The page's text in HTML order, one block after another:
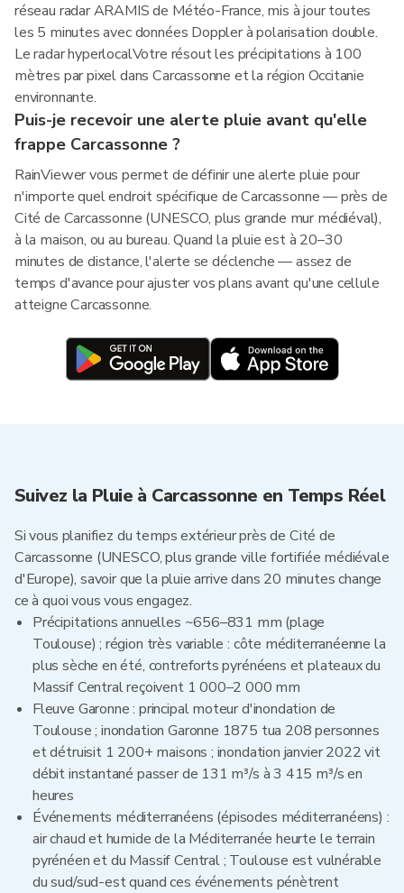
réseau radar ARAMIS de Météo-France, mis à jour toutes
les 5 minutes avec données Doppler à polarisation double.
Le radar hyperlocalVotre résout les précipitations à 100
mètres par pixel dans Carcassonne et la région Occitanie
environnante.
Puis-je recevoir une alerte pluie avant qu'elle
frappe Carcassonne ?
RainViewer vous permet de définir une alerte pluie pour
n'importe quel endroit spécifique de Carcassonne — près de
Cité de Carcassonne (UNESCO, plus grande mur médiéval),
à la maison, ou au bureau. Quand la pluie est à 20–30
minutes de distance, l'alerte se déclenche — assez de
temps d'avance pour ajuster vos plans avant qu'une cellule
atteigne Carcassonne.
Suivez la Pluie à Carcassonne en Temps Réel
Si vous planifiez du temps extérieur près de Cité de
Carcassonne (UNESCO, plus grande ville fortifiée médiévale
d'Europe), savoir que la pluie arrive dans 20 minutes change
ce à quoi vous vous engagez.
Précipitations annuelles ~656–831 mm (plage
Toulouse) ; région très variable : côte méditerranéenne la
plus sèche en été, contreforts pyrénéens et plateaux du
Massif Central reçoivent 1 000–2 000 mm
Fleuve Garonne : principal moteur d'inondation de
Toulouse ; inondation Garonne 1875 tua 208 personnes
et détruisit 1 200+ maisons ; inondation janvier 2022 vit
débit instantané passer de 131 m³/s à 3 415 m³/s en
heures
Événements méditerranéens (épisodes méditerranéens) :
air chaud et humide de la Méditerranée heurte le terrain
pyrénéen et du Massif Central ; Toulouse est vulnérable
du sud/sud-est quand ces événements pénètrent